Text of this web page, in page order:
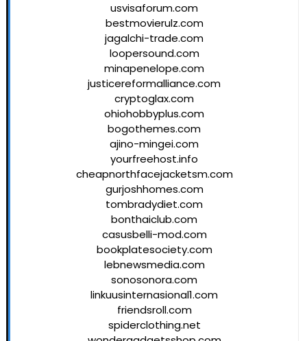
usvisaforum.com
bestmovierulz.com
jagalchi-trade.com
loopersound.com
minapenelope.com
justicereformalliance.com
cryptoglax.com
ohiohobbyplus.com
bogothemes.com
ajino-mingei.com
yourfreehost.info
cheapnorthfacejacketsm.com
gurjoshhomes.com
tombradydiet.com
bonthaiclub.com
casusbelli-mod.com
bookplatesociety.com
lebnewsmedia.com
sonosonora.com
linkuusinternasional1.com
friendsroll.com
spiderclothing.net